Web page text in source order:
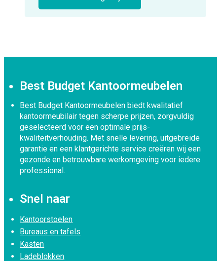
Best Budget Kantoormeubelen
Best Budget Kantoormeubelen biedt kwalitatief
kantoormeubilair tegen scherpe prijzen, zorgvuldig
geselecteerd voor een optimale prijs-
kwaliteitverhouding. Met snelle levering, uitgebreide
garantie en een klantgerichte service creëren wij een
gezonde en betrouwbare werkomgeving voor iedere
professional.
Snel naar
Kantoorstoelen
Bureaus en tafels
Kasten
Ladeblokken